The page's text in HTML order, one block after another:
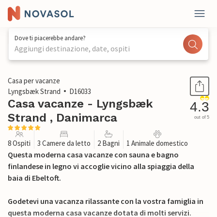
Dove ti piacerebbe andare?
Aggiungi destinazione, date, ospiti
1 / 25
Casa per vacanze
Lyngsbæk Strand
D16033
Casa vacanze - Lyngsbæk
Strand , Danimarca
4.3
out of 5
8 Ospiti 3 Camere da letto 2 Bagni 1 Animale domestico
Questa moderna casa vacanze con sauna e bagno
finlandese in legno vi accoglie vicino alla spiaggia della
baia di Ebeltoft.
Godetevi una vacanza rilassante con la vostra famiglia in
questa moderna casa vacanze dotata di molti servizi.